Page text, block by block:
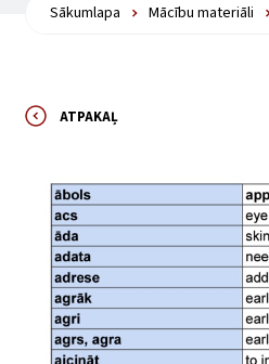
Sākumlapa Mācību materiāli
ATPAKAĻ